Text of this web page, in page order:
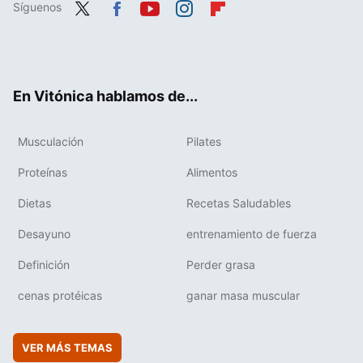
Síguenos
En Vitónica hablamos de...
Musculación Pilates
Proteínas Alimentos
Dietas Recetas Saludables
Desayuno entrenamiento de fuerza
Definición Perder grasa
cenas protéicas ganar masa muscular
VER MÁS TEMAS